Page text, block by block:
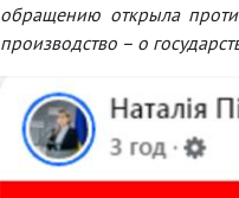
обращению открыла
производство – о